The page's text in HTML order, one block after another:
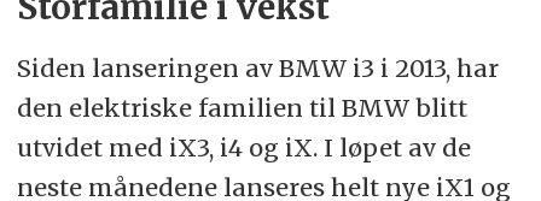
Siden lanseringen av BMW i3 i 2013, har
den elektriske familien til BMW blitt
utvidet med iX3, i4 og iX. I løpet av de
neste månedene lanseres helt nye iX1 og